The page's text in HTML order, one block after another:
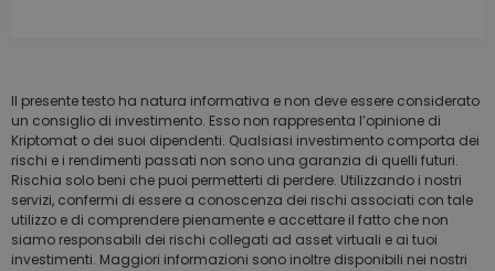
Il presente testo ha natura informativa e non deve essere considerato
un consiglio di investimento. Esso non rappresenta l’opinione di
Kriptomat o dei suoi dipendenti. Qualsiasi investimento comporta dei
rischi e i rendimenti passati non sono una garanzia di quelli futuri.
Rischia solo beni che puoi permetterti di perdere. Utilizzando i nostri
servizi, confermi di essere a conoscenza dei rischi associati con tale
utilizzo e di comprendere pienamente e accettare il fatto che non
siamo responsabili dei rischi collegati ad asset virtuali e ai tuoi
investimenti. Maggiori informazioni sono inoltre disponibili nei nostri